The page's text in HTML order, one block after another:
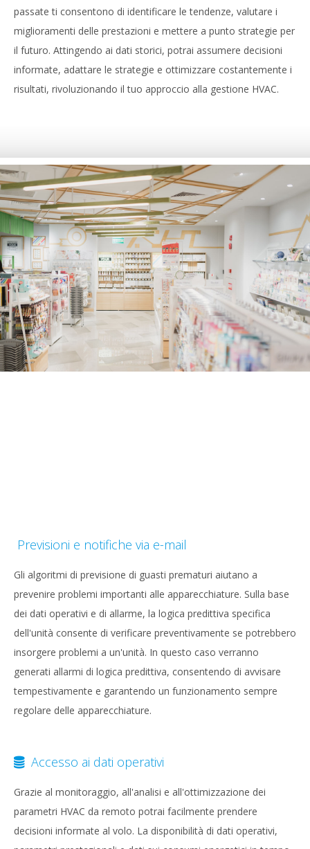
passate ti consentono di identificare le tendenze, valutare i
miglioramenti delle prestazioni e mettere a punto strategie per
il futuro. Attingendo ai dati storici, potrai assumere decisioni
informate, adattare le strategie e ottimizzare costantemente i
risultati, rivoluzionando il tuo approccio alla gestione HVAC.
Previsioni e notifiche via e-mail
Gli algoritmi di previsione di guasti prematuri aiutano a
prevenire problemi importanti alle apparecchiature. Sulla base
dei dati operativi e di allarme, la logica predittiva specifica
dell'unità consente di verificare preventivamente se potrebbero
insorgere problemi a un'unità. In questo caso verranno
generati allarmi di logica predittiva, consentendo di avvisare
tempestivamente e garantendo un funzionamento sempre
regolare delle apparecchiature.
Accesso ai dati operativi
Grazie al monitoraggio, all'analisi e all'ottimizzazione dei
parametri HVAC da remoto potrai facilmente prendere
decisioni informate al volo. La disponibilità di dati operativi,